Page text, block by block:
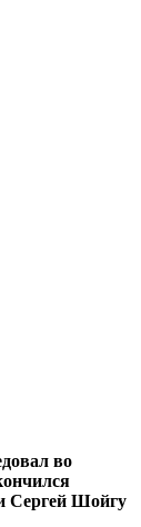
во
Сергей Шойгу